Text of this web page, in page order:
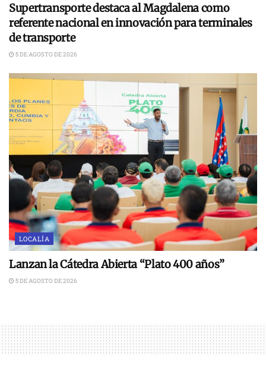
Supertransporte destaca al Magdalena como
referente nacional en innovación para terminales
de transporte
5 DE AGOSTO DE 2026
LOCALÍA
Lanzan la Cátedra Abierta “Plato 400 años”
5 DE AGOSTO DE 2026